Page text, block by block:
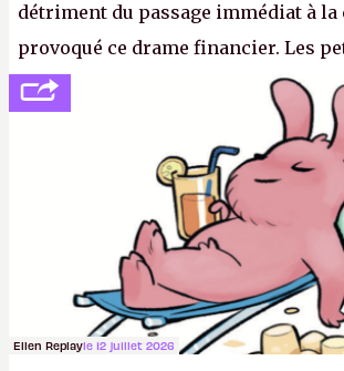
détriment du passage immédiat à la
provoqué ce drame financier. Les
se consoler, le PDG David Baszucki
sur le déblocage du jeu en Russie et
joueurs majeurs (+32 %). L'avenir
aux adultes, qui ne sont jamais que
avec du pouvoir d'achat.P.
Ellen Replayle 12 juillet 2026